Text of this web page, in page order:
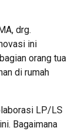
drg.
ini
orang tua
di rumah
LP/LS
Bagaimana